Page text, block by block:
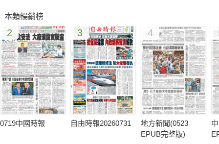
本類暢銷榜
2
0719中國時報
3
自由時報20260731
4
地方新聞(0523
EPUB完整版)